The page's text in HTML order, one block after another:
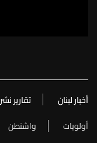
أخبار لبنان تقارير
أولويات
واشنطن